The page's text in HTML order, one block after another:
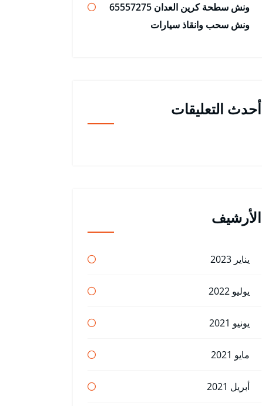
ونش سطحة كرين العدان 65557275
ونش سحب وانقاذ سيارات
أحدث التعليقات
الأرشيف
يناير 2023
يوليو 2022
يونيو 2021
مايو 2021
أبريل 2021